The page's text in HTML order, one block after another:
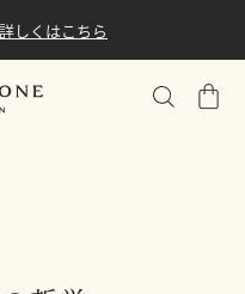
詳しくはこちら
シ